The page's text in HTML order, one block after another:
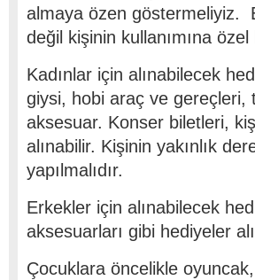
almaya özen göstermeliyiz.
değil kişinin kullanımına
Kadınlar için alınabilecek
giysi, hobi araç ve gereçleri,
aksesuar. Konser biletleri,
alınabilir. Kişinin yakınlık
yapılmalıdır.
Erkekler için alınabilecek
aksesuarları gibi hediyeler
Çocuklara öncelikle